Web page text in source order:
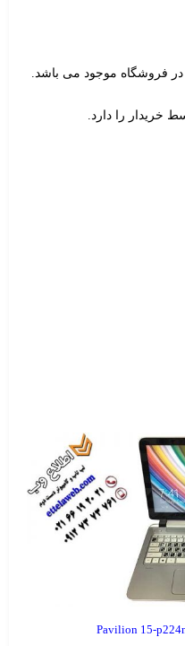
در فروشگاه موجود می باشد.
خریدار را دارد.